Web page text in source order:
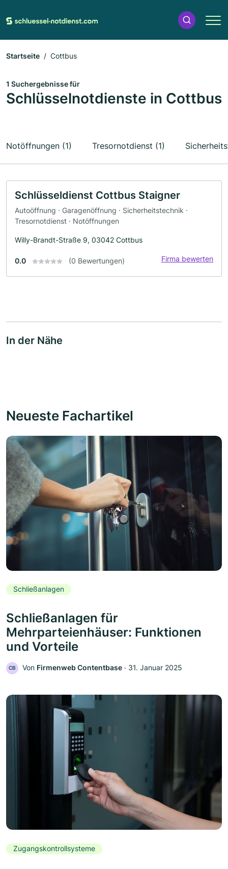
Startseite Cottbus
1 Suchergebnisse für
Schlüsselnotdienste in Cottbus
Notöffnungen (1) Tresornotdienst (1)
Schlüsseldienst Cottbus Staigner
Autoöffnung · Garagenöffnung · Sicherheitstechnik ·
Tresornotdienst · Notöffnungen
Willy-Brandt-Straße 9, 03042 Cottbus
0.0 (0 Bewertungen) Firma bewerten
In der Nähe
Neueste Fachartikel
Schließanlagen
Schließanlagen für
Mehrparteienhäuser: Funktionen
und Vorteile
CB Von Firmenweb Contentbase ‧ 31. Januar 2025
Zugangskontrollsysteme